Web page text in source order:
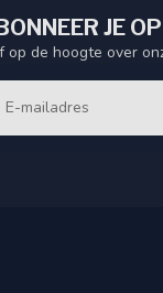
JE
op de hoogte over